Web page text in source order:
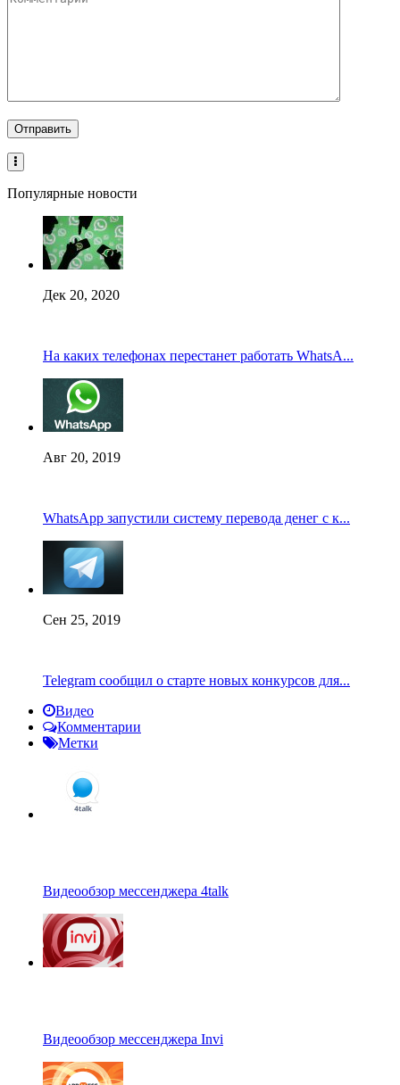
Популярные новости
Дек 20, 2020
На каких телефонах перестанет работать WhatsA...
Авг 20, 2019
WhatsApp запустили систему перевода денег с к...
Сен 25, 2019
Telegram сообщил о старте новых конкурсов для...
Видео
Комментарии
Метки
Видеообзор мессенджера 4talk
Видеообзор мессенджера Invi